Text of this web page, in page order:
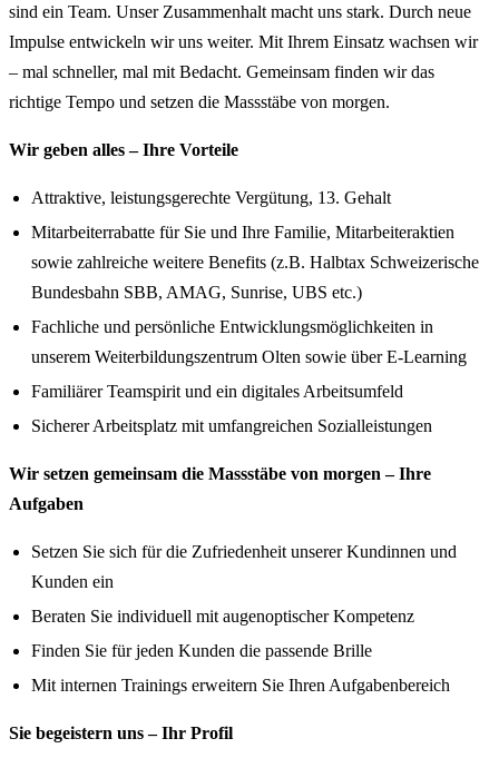
sind ein Team. Unser Zusammenhalt macht uns stark. Durch neue
Impulse entwickeln wir uns weiter. Mit Ihrem Einsatz wachsen wir
– mal schneller, mal mit Bedacht. Gemeinsam finden wir das
richtige Tempo und setzen die Massstäbe von morgen.
Wir geben alles – Ihre Vorteile
Attraktive, leistungsgerechte Vergütung, 13. Gehalt
Mitarbeiterrabatte für Sie und Ihre Familie, Mitarbeiteraktien
sowie zahlreiche weitere Benefits (z.B. Halbtax Schweizerische
Bundesbahn SBB, AMAG, Sunrise, UBS etc.​)
Fachliche und persönliche Entwicklungsmöglichkeiten in
unserem Weiterbildungszentrum Olten sowie über E-Learning
Familiärer Teamspirit und ein digitales Arbeitsumfeld
Sicherer Arbeitsplatz mit umfangreichen Sozialleistungen
Wir setzen gemeinsam die Massstäbe von morgen – Ihre
Aufgaben
Setzen Sie sich für die Zufriedenheit unserer Kundinnen und
Kunden ein
Beraten Sie individuell mit augenoptischer Kompetenz
Finden Sie für jeden Kunden die passende Brille
Mit internen Trainings erweitern Sie Ihren Aufgabenbereich
Sie begeistern uns – Ihr Profil